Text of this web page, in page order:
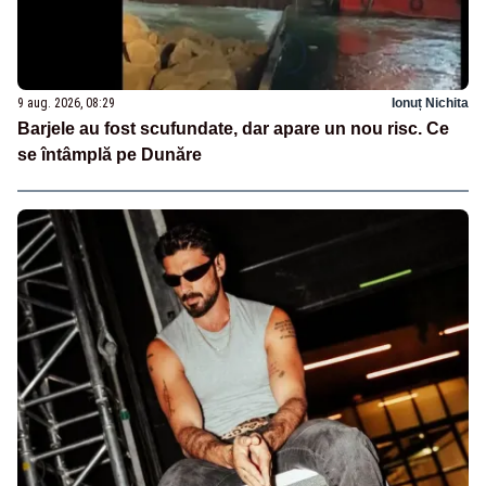
9 aug. 2026, 08:29 Ionuț Nichita
Barjele au fost scufundate, dar apare un nou risc. Ce
se întâmplă pe Dunăre